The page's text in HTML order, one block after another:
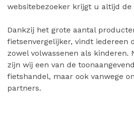
websitebezoeker krijgt u altijd de
Dankzij het grote aantal
fietsenvergelijker, vindt iedereen
zowel volwassenen als kinderen.
zijn wij een van de
fietshandel, maar ook vanwege
partners.